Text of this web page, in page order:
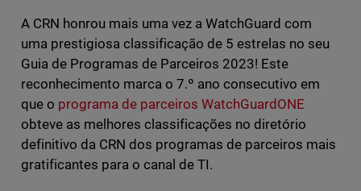
A CRN honrou mais uma vez a WatchGuard com
uma prestigiosa classificação de 5 estrelas no seu
Guia de Programas de Parceiros 2023! Este
reconhecimento marca o 7.º ano consecutivo em
que o programa de parceiros WatchGuardONE
obteve as melhores classificações no diretório
definitivo da CRN dos programas de parceiros mais
gratificantes para o canal de TI.